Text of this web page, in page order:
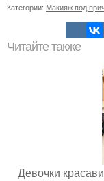
Категории: Макияж под
Читайте также
Девочки